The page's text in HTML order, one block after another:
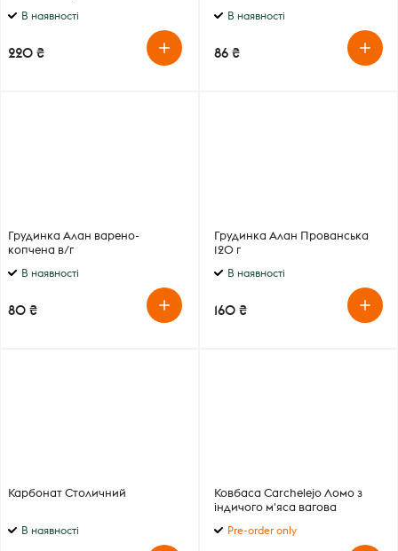
В наявності
220 ₴
В наявності
86 ₴
Грудинка Алан варено-
копчена в/г
В наявності
80 ₴
Грудинка Алан Прованська
120 г
В наявності
160 ₴
Карбонат Столичний
В наявності
Ковбаса Carchelejo Ломо з
індичого м'яса вагова
Pre-order only